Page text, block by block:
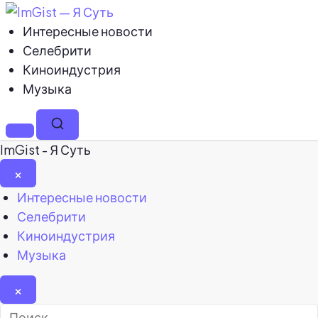
Интересные новости
Селебрити
Киноиндустрия
Музыка
МенюПоиск
ImGist - Я Суть
×
Закрыть
меню
Интересные новости
Селебрити
Киноиндустрия
Музыка
×
Найти: